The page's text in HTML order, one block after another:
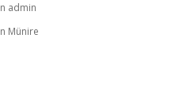
admin
Münire